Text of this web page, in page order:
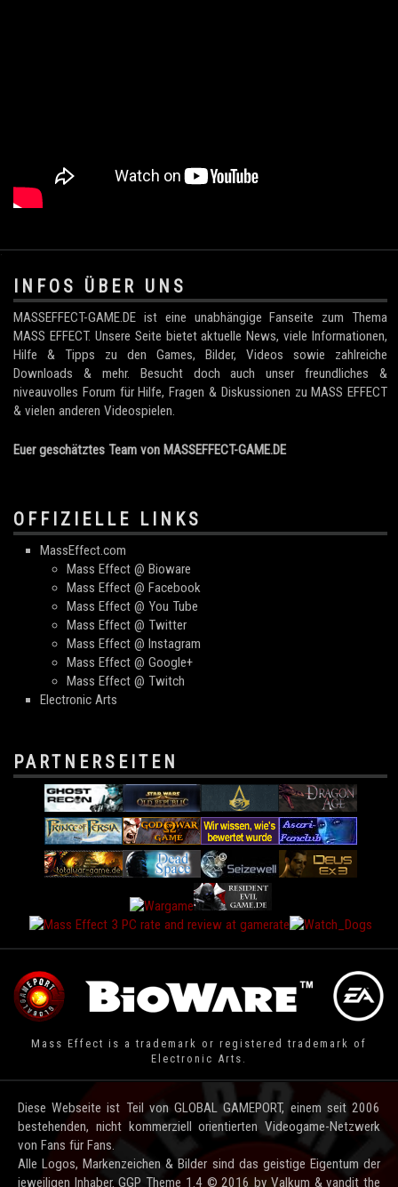
.
INFOS ÜBER UNS
MASSEFFECT-GAME.DE ist eine unabhängige Fanseite zum Thema
MASS EFFECT. Unsere Seite bietet aktuelle News, viele Informationen,
Hilfe & Tipps zu den Games, Bilder, Videos sowie zahlreiche
Downloads & mehr. Besucht doch auch unser freundliches &
niveauvolles Forum für Hilfe, Fragen & Diskussionen zu MASS EFFECT
& vielen anderen Videospielen.
Euer geschätztes Team von MASSEFFECT-GAME.DE
OFFIZIELLE LINKS
MassEffect.com
Mass Effect @ Bioware
Mass Effect @ Facebook
Mass Effect @ You Tube
Mass Effect @ Twitter
Mass Effect @ Instagram
Mass Effect @ Google+
Mass Effect @ Twitch
Electronic Arts
PARTNERSEITEN
Mass Effect is a trademark or registered trademark of
Electronic Arts.
Diese Webseite ist Teil von GLOBAL GAMEPORT, einem seit 2006
bestehenden, nicht kommerziell orientierten Videogame-Netzwerk
von Fans für Fans.
Alle Logos, Markenzeichen & Bilder sind das geistige Eigentum der
jeweiligen Inhaber. GGP Theme 1.4 © 2016 by Valkum & vandit the